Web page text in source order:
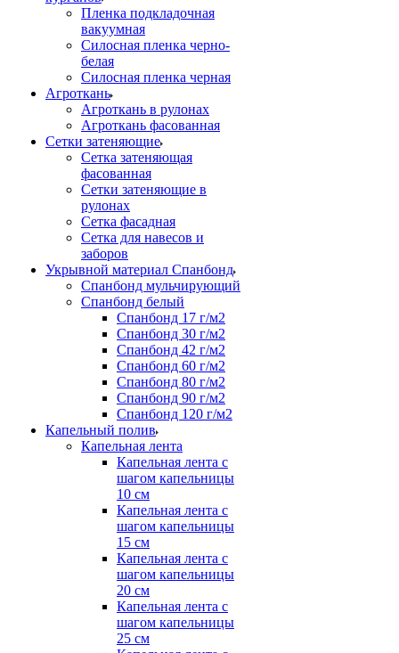
Пленка подкладочная
вакуумная
Силосная пленка черно-
белая
Силосная пленка черная
Агроткань
Агроткань в рулонах
Агроткань фасованная
Сетки затеняющие
Сетка затеняющая
фасованная
Сетки затеняющие в
рулонах
Сетка фасадная
Сетка для навесов и
заборов
Укрывной материал Спанбонд
Спанбонд мульчирующий
Спанбонд белый
Спанбонд 17 г/м2
Спанбонд 30 г/м2
Спанбонд 42 г/м2
Спанбонд 60 г/м2
Спанбонд 80 г/м2
Спанбонд 90 г/м2
Спанбонд 120 г/м2
Капельный полив
Капельная лента
Капельная лента с
шагом капельницы
10 см
Капельная лента с
шагом капельницы
15 см
Капельная лента с
шагом капельницы
20 см
Капельная лента с
шагом капельницы
25 см